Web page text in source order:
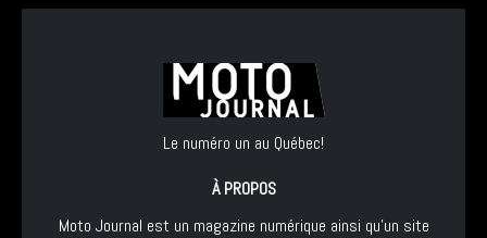
Le numéro un au Québec!
À PROPOS
Moto Journal est un magazine numérique ainsi qu'un site